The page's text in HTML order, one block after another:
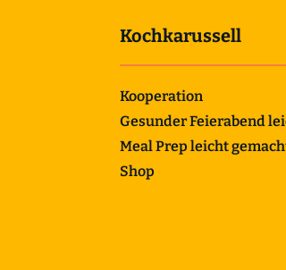
Kochkarussell
Kooperation
Gesunder Feierabend
Meal Prep leicht
Shop